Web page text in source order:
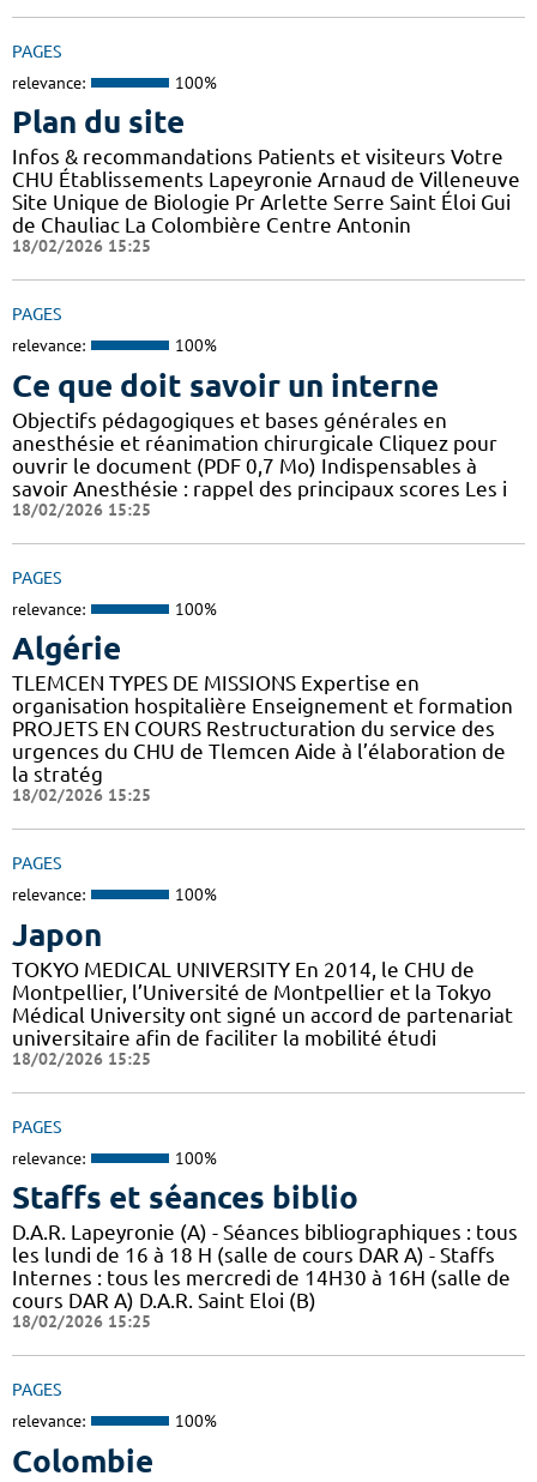
PAGES
relevance: 100%
Plan du site
Infos & recommandations Patients et visiteurs Votre
CHU Établissements Lapeyronie Arnaud de Villeneuve
Site Unique de Biologie Pr Arlette Serre Saint Éloi Gui
de Chauliac La Colombière Centre Antonin
18/02/2026 15:25
PAGES
relevance: 100%
Ce que doit savoir un interne
Objectifs pédagogiques et bases générales en
anesthésie et réanimation chirurgicale Cliquez pour
ouvrir le document (PDF 0,7 Mo) Indispensables à
savoir Anesthésie : rappel des principaux scores Les i
18/02/2026 15:25
PAGES
relevance: 100%
Algérie
TLEMCEN TYPES DE MISSIONS Expertise en
organisation hospitalière Enseignement et formation
PROJETS EN COURS Restructuration du service des
urgences du CHU de Tlemcen Aide à l’élaboration de
la stratég
18/02/2026 15:25
PAGES
relevance: 100%
Japon
TOKYO MEDICAL UNIVERSITY En 2014, le CHU de
Montpellier, l’Université de Montpellier et la Tokyo
Médical University ont signé un accord de partenariat
universitaire afin de faciliter la mobilité étudi
18/02/2026 15:25
PAGES
relevance: 100%
Staffs et séances biblio
D.A.R. Lapeyronie (A) - Séances bibliographiques : tous
les lundi de 16 à 18 H (salle de cours DAR A) - Staffs
Internes : tous les mercredi de 14H30 à 16H (salle de
cours DAR A) D.A.R. Saint Eloi (B)
18/02/2026 15:25
PAGES
relevance: 100%
Colombie